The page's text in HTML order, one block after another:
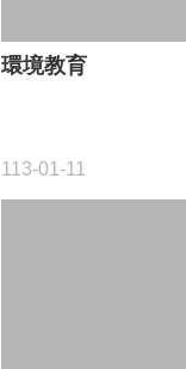
環境教育
113-01-11